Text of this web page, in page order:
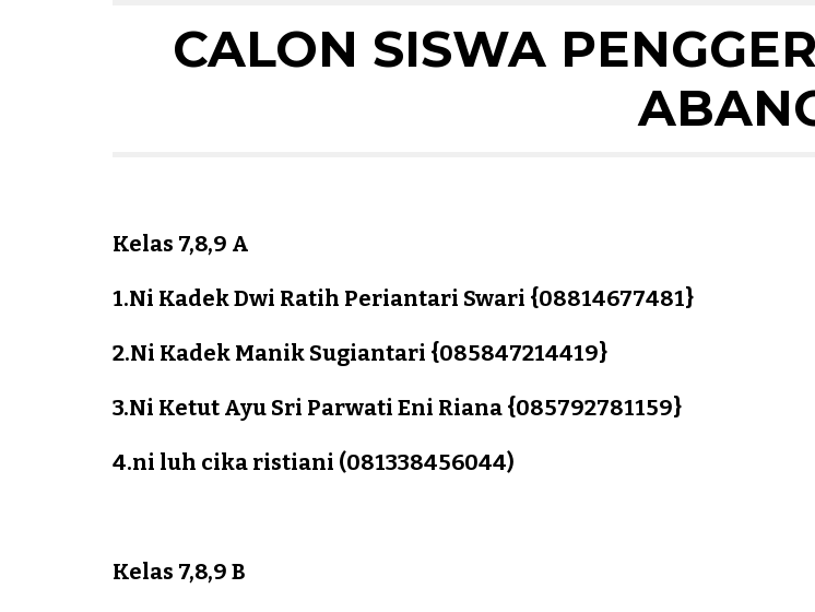
CALON SISWA
Kelas 7,8,9 A
1.Ni Kadek Dwi Ratih Periantari Swari {08814677481}
2.Ni Kadek Manik Sugiantari {085847214419}
3.Ni Ketut Ayu Sri Parwati Eni Riana {085792781159}
4.ni luh cika ristiani (081338456044)
Kelas 7,8,9 B